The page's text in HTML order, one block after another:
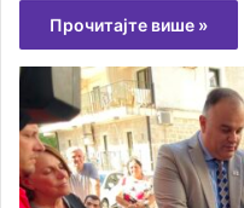
Прочитајте више »